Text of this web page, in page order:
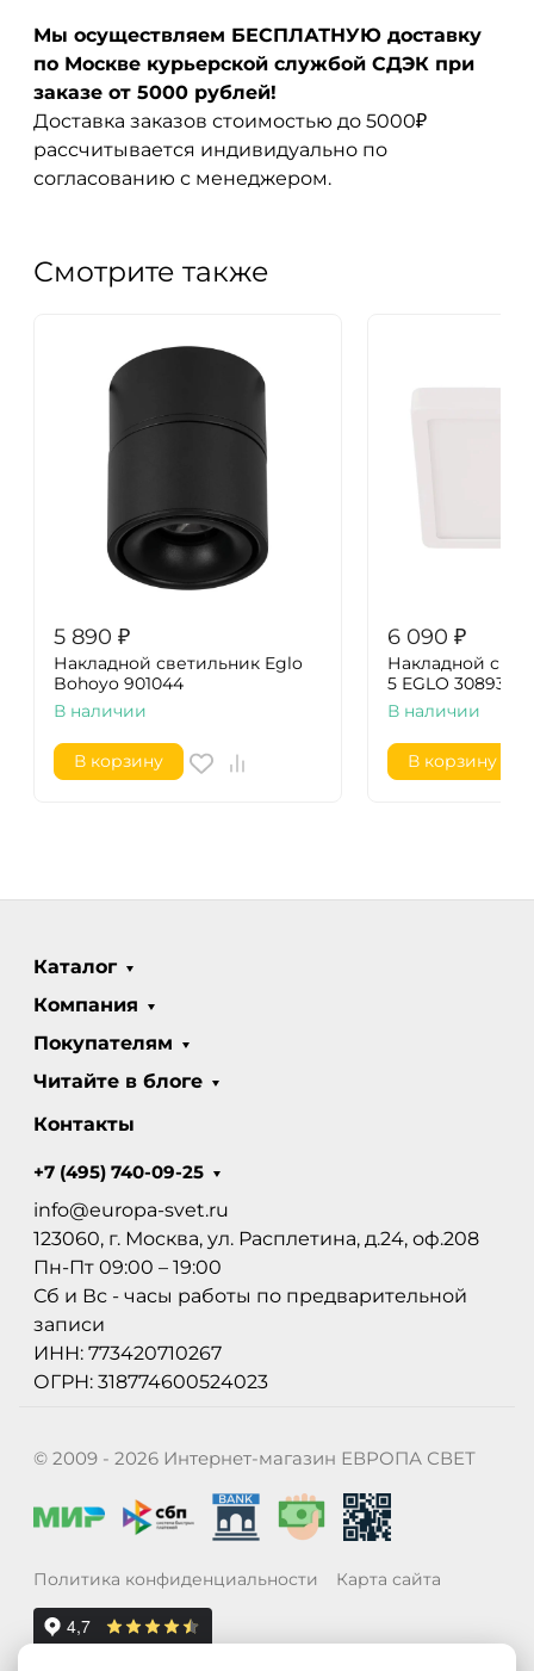
Мы осуществляем БЕСПЛАТНУЮ доставку
по Москве курьерской службой СДЭК при
заказе от 5000 рублей!
Доставка заказов стоимостью до 5000₽
рассчитывается индивидуально по
согласованию с менеджером.
Смотрите также
5 890 ₽
Накладной светильник Eglo
Bohoyo 901044
В наличии
В корзину
6 090 ₽
Накладной
5 EGLO 30893
В наличии
В корзину
Каталог
Компания
Покупателям
Читайте в блоге
Контакты
+7 (495) 740-09-25
info@europa-svet.ru
123060, г. Москва, ул. Расплетина, д.24, оф.208
Пн-Пт 09:00 – 19:00
Сб и Вс - часы работы по предварительной
записи
ИНН: 773420710267
ОГРН: 318774600524023
© 2009 - 2026 Интернет-магазин ЕВРОПА СВЕТ
Политика конфиденциальности Карта сайта